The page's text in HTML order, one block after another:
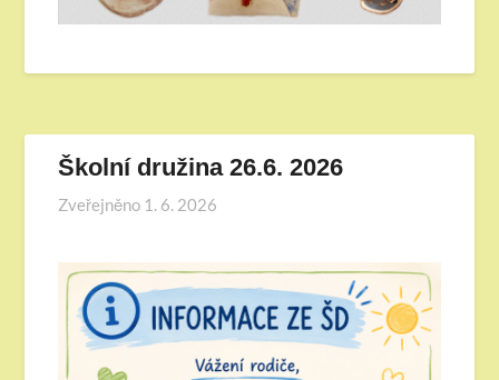
Školní družina 26.6. 2026
Zveřejněno 1. 6. 2026